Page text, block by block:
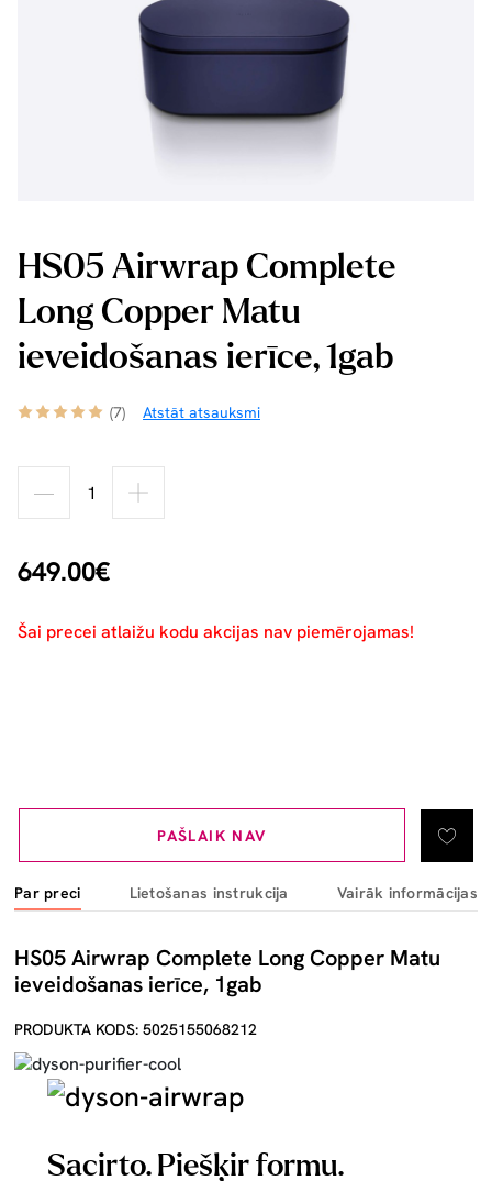
HS05 Airwrap Complete
Long Copper Matu
ieveidošanas ierīce, 1gab
(7) Atstāt atsauksmi
649.00€
PAŠLAIK NAV
Šai precei atlaižu kodu akcijas nav piemērojamas!
Par preci Lietošanas instrukcija Vairāk informācijas
HS05 Airwrap Complete Long Copper Matu
ieveidošanas ierīce, 1gab
PRODUKTA KODS: 5025155068212
Sacirto. Piešķir formu.